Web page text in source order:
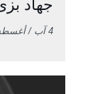
جهاد
4 آب / أغسطس، 2021